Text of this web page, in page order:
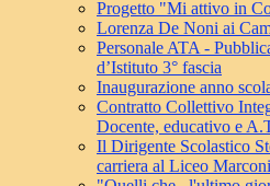
Progetto "Mi attivo in
Lorenza De Noni ai
Personale ATA -
d’Istituto 3° fascia
Inaugurazione anno
Contratto Collettivo
Docente, educativo e
Il Dirigente Scolastico
carriera al Liceo Marconi